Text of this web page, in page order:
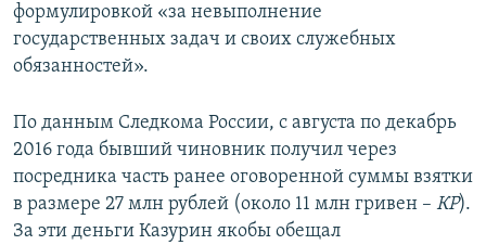
формулировкой «за невыполнение
государственных задач и своих служебных
обязанностей».
По данным Следкома России, с августа по декабрь
2016 года бывший чиновник получил через
посредника часть ранее оговоренной суммы взятки
в размере 27 млн рублей (около 11 млн гривен – КР).
За эти деньги Казурин якобы обещал